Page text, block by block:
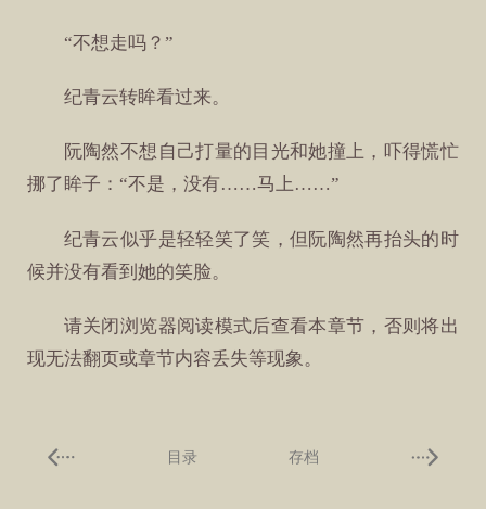
“不想走吗？”
纪青云转眸看过来。
阮陶然不想自己打量的目光和她撞上，吓得慌忙
挪了眸子：“不是，没有……马上……”
纪青云似乎是轻轻笑了笑，但阮陶然再抬头的时
候并没有看到她的笑脸。
请关闭浏览器阅读模式后查看本章节，否则将出
现无法翻页或章节内容丢失等现象。
目录 存档